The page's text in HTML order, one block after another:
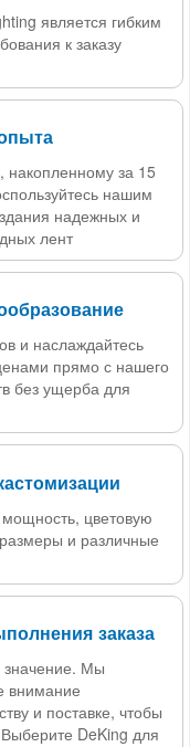
является гибким
к заказу
за 15
нашим
надежных и
лент
и наслаждайтесь
прямо с нашего
без ущерба для
цветовую
и различные
заказа
Мы
внимание
и поставке, чтобы
DeKing для